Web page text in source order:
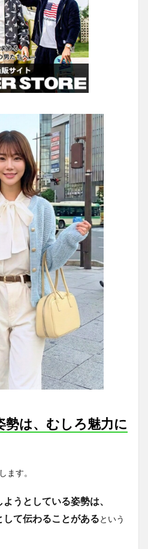
勢は、むしろ魅力に
ます。
うとしている姿勢は、
て伝わることがあるという